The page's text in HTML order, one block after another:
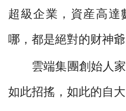
超級企業，資産高達
哪，都是絕對的财神爺
雲端集團創始人家
如此招搖，如此的自大